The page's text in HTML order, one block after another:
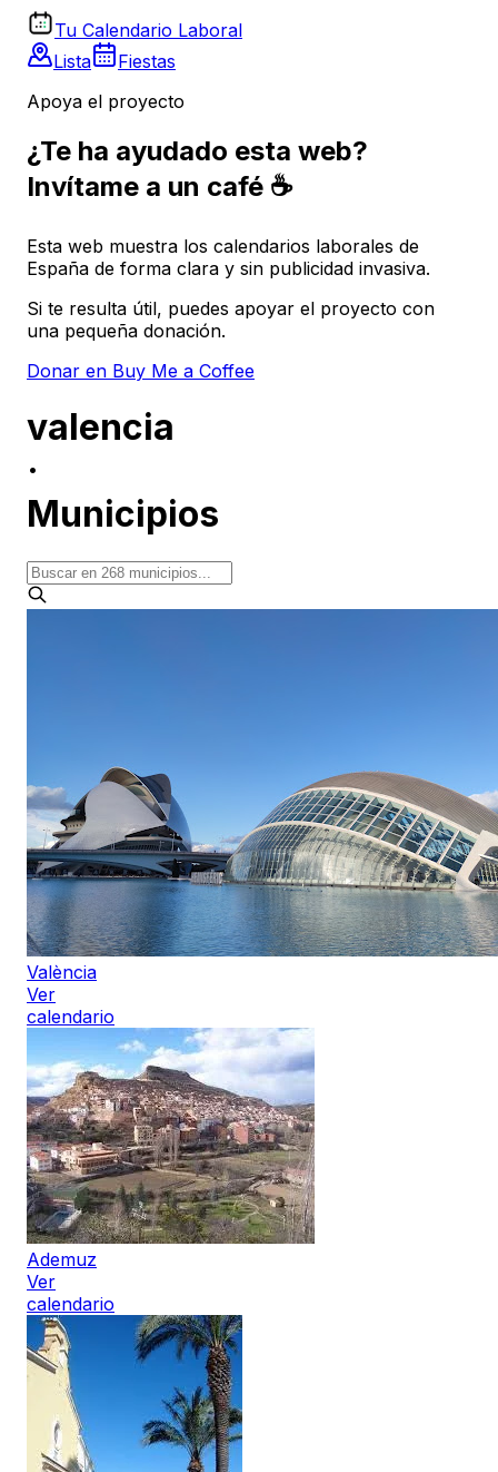
Tu Calendario Laboral
Lista
Fiestas
Apoya el proyecto
¿Te ha ayudado esta web?
Invítame a un café ☕
Esta web muestra los calendarios laborales de
España de forma clara y sin publicidad invasiva.
Si te resulta útil, puedes apoyar el proyecto con
una pequeña donación.
Donar en Buy Me a Coffee
valencia
·
Municipios
València
Ver
calendario
Ademuz
Ver
calendario